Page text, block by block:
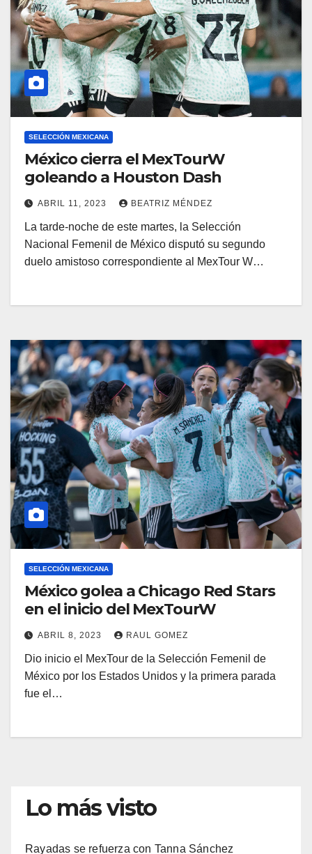
SELECCIÓN MEXICANA
México cierra el MexTourW
goleando a Houston Dash
ABRIL 11, 2023 BEATRIZ MÉNDEZ
La tarde-noche de este martes, la Selección
Nacional Femenil de México disputó su segundo
duelo amistoso correspondiente al MexTour W…
SELECCIÓN MEXICANA
México golea a Chicago Red Stars
en el inicio del MexTourW
ABRIL 8, 2023 RAUL GOMEZ
Dio inicio el MexTour de la Selección Femenil de
México por los Estados Unidos y la primera parada
fue el…
Lo más visto
Rayadas se refuerza con Tanna Sánchez